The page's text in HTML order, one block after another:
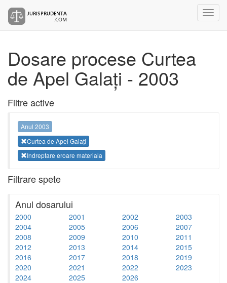
Dosare procese Curtea
de Apel Galați - 2003
Filtre active
Anul 2003
Curtea de Apel Galați
Indreptare eroare materiala
Filtrare spete
Anul dosarului
2000 2001 2002
2003
2004
2005 2006
2007
2008
2009 2010
2011
2012
2013 2014
2015
2016
2017 2018
2019
2020
2021 2022
2023
2024
2025 2026